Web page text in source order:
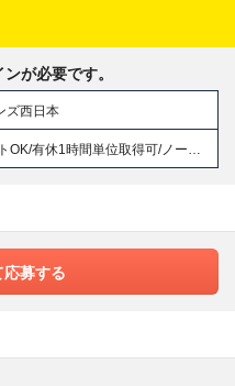
が必要です。
ズ西日本
インフラエンジニア/リモートOK/有休1時間単位取得可/ノー残業デーあり/住宅手当あり
募する